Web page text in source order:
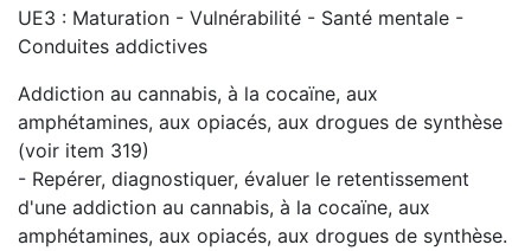
UE3 : Maturation - Vulnérabilité - Santé mentale -
Conduites addictives
Addiction au cannabis, à la cocaïne, aux
amphétamines, aux opiacés, aux drogues de synthèse
(voir item 319)
- Repérer, diagnostiquer, évaluer le retentissement
d'une addiction au cannabis, à la cocaïne, aux
amphétamines, aux opiacés, aux drogues de synthèse.